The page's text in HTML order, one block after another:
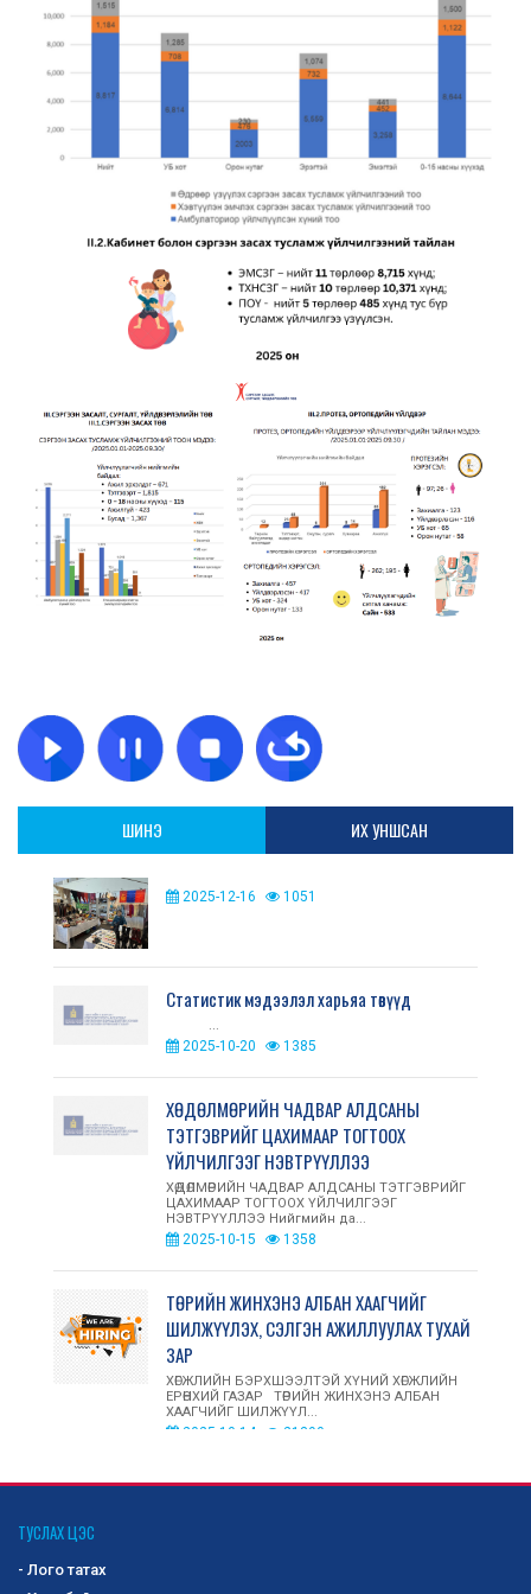
ШИНЭ ИХ УНШСАН
2025-12-16 1051
Статистик мэдээлэл харьяа төвүүд
...
2025-10-20 1385
ХӨДӨЛМӨРИЙН ЧАДВАР АЛДСАНЫ
ТЭТГЭВРИЙГ ЦАХИМААР ТОГТООХ
ҮЙЛЧИЛГЭЭГ НЭВТРҮҮЛЛЭЭ
ХӨДӨЛМӨРИЙН ЧАДВАР АЛДСАНЫ ТЭТГЭВРИЙГ
ЦАХИМААР ТОГТООХ ҮЙЛЧИЛГЭЭГ
НЭВТРҮҮЛЛЭЭ Нийгмийн да...
2025-10-15 1358
ТӨРИЙН ЖИНХЭНЭ АЛБАН ХААГЧИЙГ
ШИЛЖҮҮЛЭХ, СЭЛГЭН АЖИЛЛУУЛАХ ТУХАЙ
ЗАР
ХӨГЖЛИЙН БЭРХШЭЭЛТЭЙ ХҮНИЙ ХӨГЖЛИЙН
ЕРӨНХИЙ ГАЗАР ТӨРИЙН ЖИНХЭНЭ АЛБАН
ХААГЧИЙГ ШИЛЖҮҮЛ...
2025-10-14 21390
ТУСЛАХ ЦЭС
- Лого татах